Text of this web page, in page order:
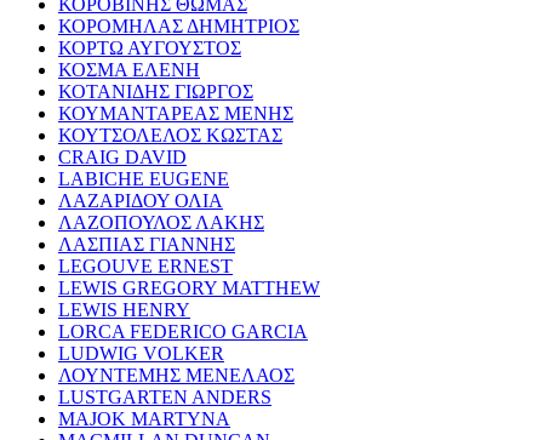
ΚΟΡΟΜΗΛΑΣ ΔΗΜΗΤΡΙΟΣ
ΚΟΡΤΩ ΑΥΓΟΥΣΤΟΣ
ΚΟΣΜΑ ΕΛΕΝΗ
ΚΟΤΑΝΙΔΗΣ ΓΙΩΡΓΟΣ
ΚΟΥΜΑΝΤΑΡΕΑΣ ΜΕΝΗΣ
ΚΟΥΤΣΟΛΕΛΟΣ ΚΩΣΤΑΣ
CRAIG DAVID
LABICHE EUGENE
ΛΑΖΑΡΙΔΟΥ ΟΛΙΑ
ΛΑΖΟΠΟΥΛΟΣ ΛΑΚΗΣ
ΛΑΣΠΙΑΣ ΓΙΑΝΝΗΣ
LEGOUVE ERNEST
LEWIS GREGORY MATTHEW
LEWIS HENRY
LORCA FEDERICO GARCIA
LUDWIG VOLKER
ΛΟΥΝΤΕΜΗΣ ΜΕΝΕΛΑΟΣ
LUSTGARTEN ANDERS
MAJOK MARTYNA